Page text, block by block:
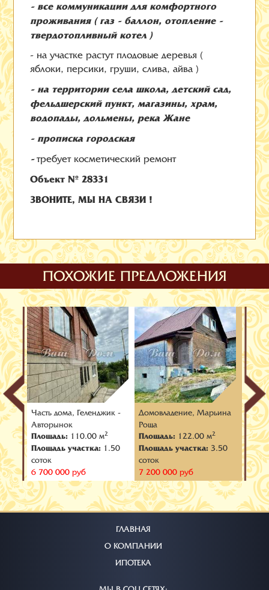
- все коммуникации для комфортного
проживания ( газ - баллон, отопление -
твердотопливный котел )
- на участке растут плодовые деревья (
яблоки, персики, груши, слива, айва )
- на территории села школа, детский сад,
фельдшерский пункт, магазины, храм,
водопады, дольмены, река Жане
- прописка городская
-требует косметический ремонт
Объект № 28331
ЗВОНИТЕ, МЫ НА СВЯЗИ !
ПОХОЖИЕ ПРЕДЛОЖЕНИЯ
Часть дома, Геленджик -
Авторынок
Площадь: 110.00 м2
Площадь участка: 1.50
соток
6 700 000 руб
Домовладение, Марьина
Роща
Площадь: 122.00 м2
Площадь участка: 3.50
соток
7 200 000 руб
соток
8
ГЛАВНАЯ
О КОМПАНИИ
ИПОТЕКА